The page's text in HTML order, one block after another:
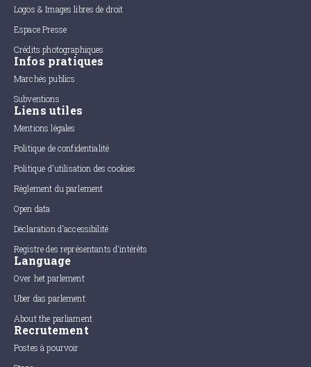
Logos & Images libres de droit
Espace Presse
Crédits photographiques
Infos pratiques
Marchés publics
Subventions
Liens utiles
Mentions légales
Politique de confidentialité
Politique d'utilisation des cookies
Règlement du parlement
Open data
Déclaration d'accessibilité
Registre des représentants d'intérêts
Language
Over het parlement
Uber das parlement
About the parliament
Recrutement
Postes à pourvoir